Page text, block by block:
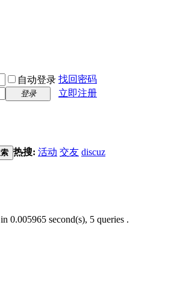
自动登录 找回密码
登录
立即注册
热搜: 活动 交友 discuz
0.005965 second(s), 5 queries .